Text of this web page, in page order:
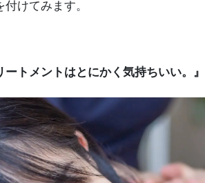
けてみます。
ートメントはとにかく気持ちいい。』